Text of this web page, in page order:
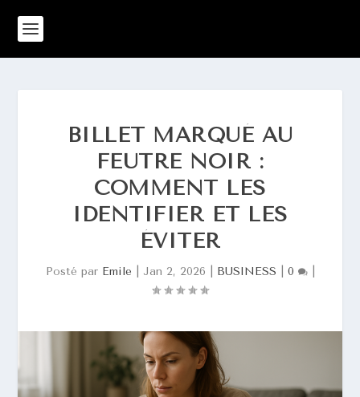
BILLET MARQUÉ AU
FEUTRE NOIR :
COMMENT LES
IDENTIFIER ET LES
ÉVITER
Posté par Emile Jan 2, 2026 BUSINESS 0 |